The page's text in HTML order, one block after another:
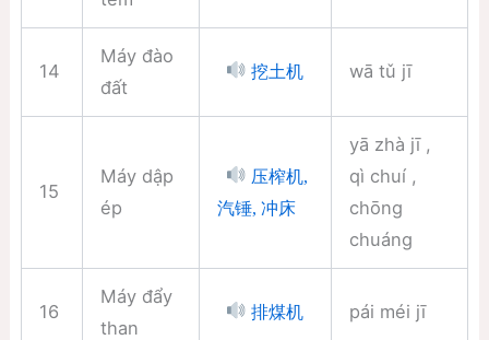
14
Máy đào
đất
挖土机 wā tǔ jī
15
Máy dập
ép
压榨机,
汽锤, 冲床
yā zhà jī ,
qì chuí ,
chōng
chuáng
16
Máy đẩy
than
排煤机 pái méi jī